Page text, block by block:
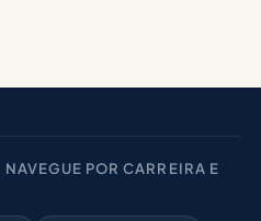
POR CARREIRA E